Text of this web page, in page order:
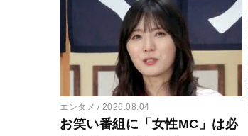
エンタメ 2026.08.04
お笑い番組に「女性MC」は必